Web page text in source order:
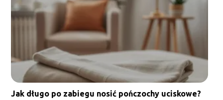
Jak długo po zabiegu nosić pończochy uciskowe?